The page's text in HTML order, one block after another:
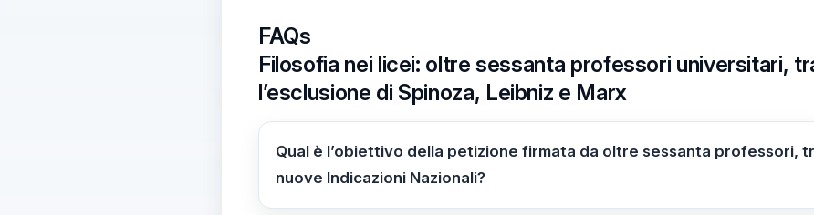
FAQs
Filosofia nei licei: oltre sessanta professori universitari,
l’esclusione di Spinoza, Leibniz e Marx
Qual è l’obiettivo della petizione firmata da oltre sessanta professori,
nuove Indicazioni Nazionali?